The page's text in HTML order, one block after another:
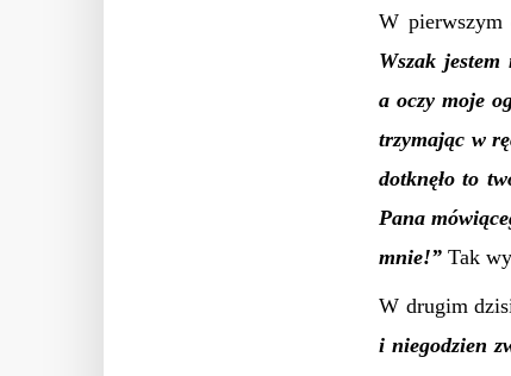
W pierwszym
Wszak
a oczy moje
trzymając w
dotknęło to
Pana
mnie!” Tak
W drugim
i niegodzien